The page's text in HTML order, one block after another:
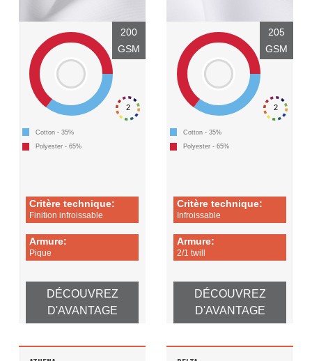
2
200
GSM
Cotton - 35%
Polyester - 65%
Critère technique:
Finition infroissable
Armure:
Pique
DÉCOUVREZ
D'AVANTAGE
2
205
GSM
Cotton - 35%
Polyester - 65%
Critère technique:
Infroissable
Armure:
2/1 twill
DÉCOUVREZ
D'AVANTAGE